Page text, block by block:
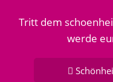
Tritt dem
werde